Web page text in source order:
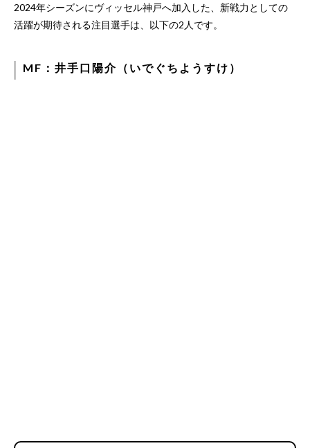
2024年シーズンにヴィッセル神戸へ加入した、新戦力としての
活躍が期待される注目選手は、以下の2人です。
MF：井手口陽介（いでぐちようすけ）